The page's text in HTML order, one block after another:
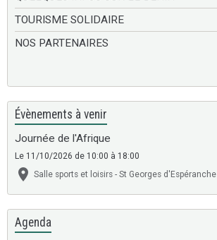
TOURISME SOLIDAIRE
NOS PARTENAIRES
Évènements à venir
Journée de l'Afrique
Le 11/10/2026 de 10:00 à 18:00
Salle sports et loisirs - St Georges d'Espéranche
Agenda